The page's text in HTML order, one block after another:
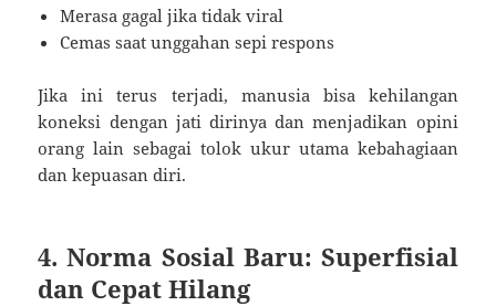
Merasa gagal jika tidak viral
Cemas saat unggahan sepi respons
Jika ini terus terjadi, manusia bisa kehilangan
koneksi dengan jati dirinya dan menjadikan opini
orang lain sebagai tolok ukur utama kebahagiaan
dan kepuasan diri.
4. Norma Sosial Baru: Superfisial
dan Cepat Hilang